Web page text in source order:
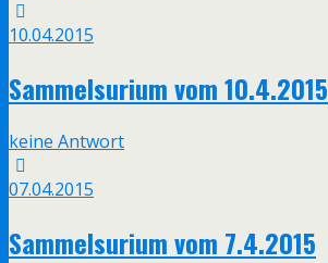
10.04.2015
Sammelsurium vom 10.4.2015
keine Antwort
07.04.2015
Sammelsurium vom 7.4.2015